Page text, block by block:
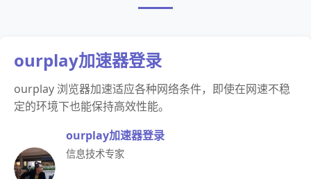
ourplay加速器登录
ourplay 浏览器加速适应各种网络条件，即使在网速不稳
定的环境下也能保持高效性能。
ourplay加速器登录
信息技术专家